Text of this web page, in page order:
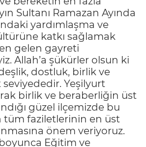
Sultanı Ramazan Ayında
yardımlaşma ve
katkı sağlamak
gelen gayreti
Allah’a şükürler olsun ki
dostluk, birlik ve
Yeşilyurt
birlik ve beraberliğin üst
güzel ilçemizde bu
tüm faziletlerinin en üst
önem veriyoruz.
Eğitim ve